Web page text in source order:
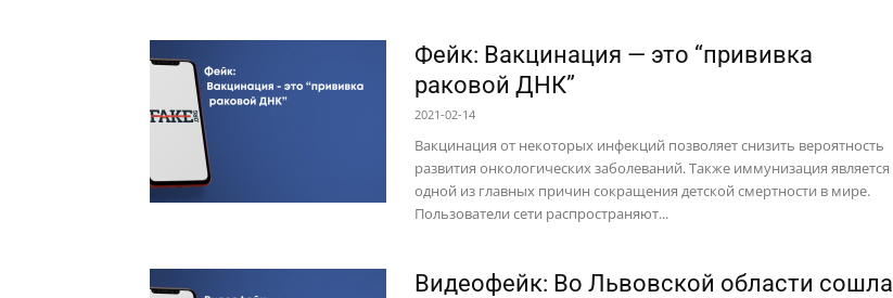
Фейк: Вакцинация — это “прививка
раковой ДНК”
2021-02-14
Вакцинация от некоторых инфекций позволяет снизить вероятность
развития онкологических заболеваний. Также иммунизация является
одной из главных причин сокращения детской смертности в мире.
Пользователи сети распространяют...
Видеофейк: Во Львовской области сошла